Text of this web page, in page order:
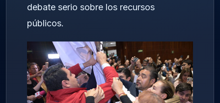
debate serio sobre los recursos
públicos.